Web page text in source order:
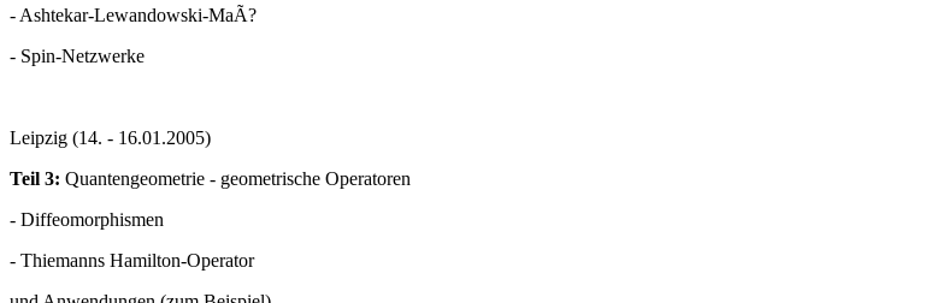
- Ashtekar-Lewandowski-MaÃ?
- Spin-Netzwerke
Leipzig (14. - 16.01.2005)
Teil 3: Quantengeometrie - geometrische Operatoren
- Diffeomorphismen
- Thiemanns Hamilton-Operator